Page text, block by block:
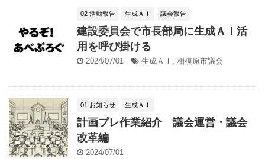
02 活動報告 生成ＡＩ 議会報告
建設委員会で市長部局に生成ＡＩ活
用を呼び掛ける
2024/07/01 生成ＡＩ 相模原市議会
01 お知らせ 生成ＡＩ
計画プレ作業紹介 議会運営・議会
改革編
2024/07/01